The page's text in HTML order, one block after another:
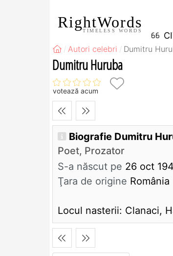
RightWords
TIMELESS WORDS
Autori celebri Dumitru
Dumitru Huruba
votează acum
Biografie Dumitru
Poet, Prozator
S-a născut pe 26 oct
Ţara de origine România
Locul nasterii: Clanaci,